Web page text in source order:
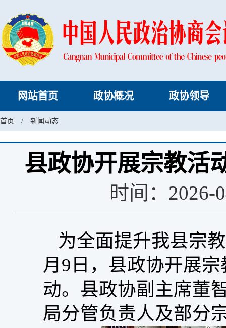
网站首页 政协概况 政协领导
首页 / 新闻动态
县政协开展宗教活
时间：
为全面提升我县宗
月9日，县政协开展
动。县政协副主席董
局分管负责人及部分